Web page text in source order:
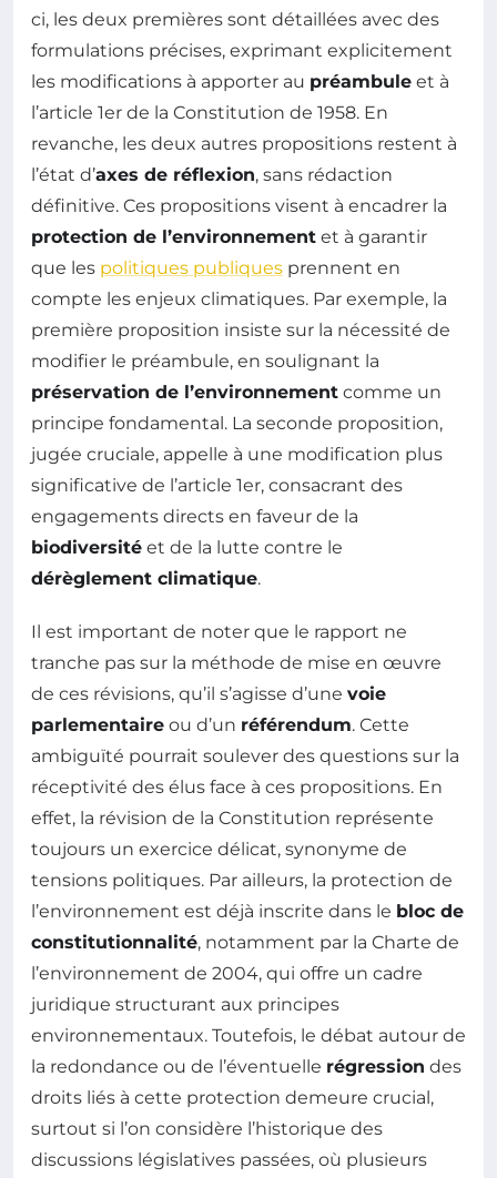
ci, les deux premières sont détaillées avec des
formulations précises, exprimant explicitement
les modifications à apporter au préambule et à
l’article 1er de la Constitution de 1958. En
revanche, les deux autres propositions restent à
l’état d’axes de réflexion, sans rédaction
définitive. Ces propositions visent à encadrer la
protection de l’environnement et à garantir
que les politiques publiques prennent en
compte les enjeux climatiques. Par exemple, la
première proposition insiste sur la nécessité de
modifier le préambule, en soulignant la
préservation de l’environnement comme un
principe fondamental. La seconde proposition,
jugée cruciale, appelle à une modification plus
significative de l’article 1er, consacrant des
engagements directs en faveur de la
biodiversité et de la lutte contre le
dérèglement climatique.
Il est important de noter que le rapport ne
tranche pas sur la méthode de mise en œuvre
de ces révisions, qu’il s’agisse d’une voie
parlementaire ou d’un référendum. Cette
ambiguïté pourrait soulever des questions sur la
réceptivité des élus face à ces propositions. En
effet, la révision de la Constitution représente
toujours un exercice délicat, synonyme de
tensions politiques. Par ailleurs, la protection de
l’environnement est déjà inscrite dans le bloc de
constitutionnalité, notamment par la Charte de
l’environnement de 2004, qui offre un cadre
juridique structurant aux principes
environnementaux. Toutefois, le débat autour de
la redondance ou de l’éventuelle régression des
droits liés à cette protection demeure crucial,
surtout si l’on considère l’historique des
discussions législatives passées, où plusieurs